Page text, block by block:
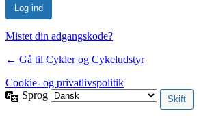
Mistet din adgangskode?
← Gå til Cykler og Cykeludstyr
Cookie- og privatlivspolitik
Sprog